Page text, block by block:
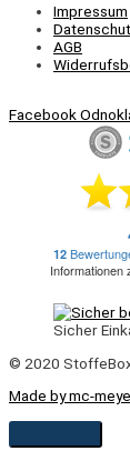
Impressum
AGB
Facebook
Sicher
© 2020
Made by mc-